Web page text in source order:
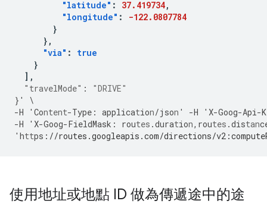
"latitude" : 37.419734,
"longitude" :
-122.0807784
}
},
"via" :
true
}
],
"travelMode" :
"DRIVE"
} '
\
-H 'Content-Type : application/json ' -H 'X-Goog-Api-
-H 'X-Goog-FieldMask : routes .duration, routes .distan
'https : //routes.googleapis.com/directions/
使用地址或地點 ID 做為傳遞途中的途